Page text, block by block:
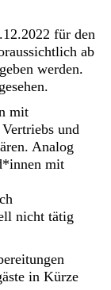
für den
ab
werden.
mit
und
Analog
mit
nicht tätig
in Kürze